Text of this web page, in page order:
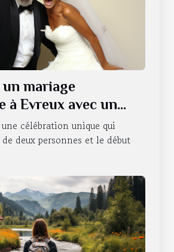
mariage
à Evreux avec un
célébration unique qui
deux personnes et le début